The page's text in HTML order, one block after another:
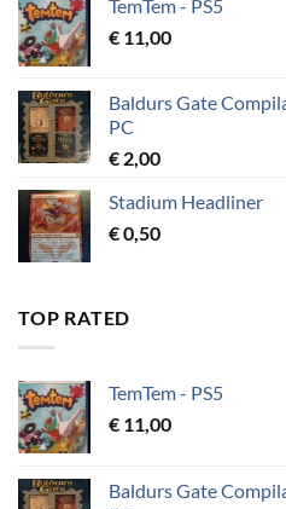
TemTem - PS5
€ 11,00
Baldurs Gate
PC
€ 2,00
Stadium Headliner
€0,50
TOP RATED
TemTem - PS5
€ 11,00
Baldurs Gate